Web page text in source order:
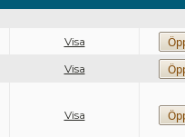
Visa
Visa
Visa